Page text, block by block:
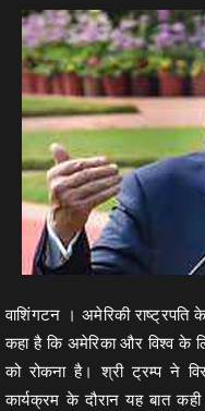
वाशिंगटन । अमेरिकी राष्ट्रपति
कहा है कि अमेरिका और विश्व के
को रोकना है। श्री ट्रम्प ने
कार्यक्रम के दौरान यह बात